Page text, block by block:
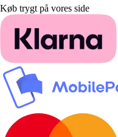
Køb trygt på vores side